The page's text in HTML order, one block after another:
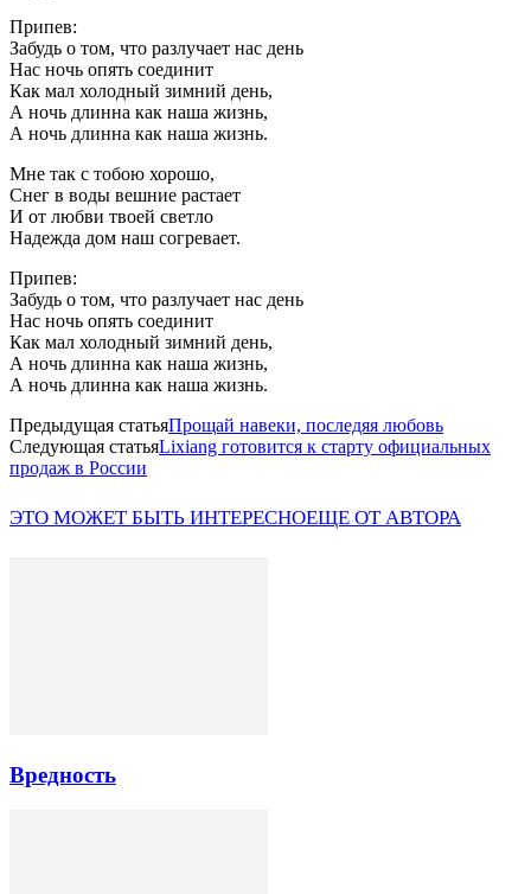
Припев:
Забудь о том, что разлучает нас день
Нас ночь опять соединит
Как мал холодный зимний день,
А ночь длинна как наша жизнь,
А ночь длинна как наша жизнь.
Мне так с тобою хорошо,
Снег в воды вешние растает
И от любви твоей светло
Надежда дом наш согревает.
Припев:
Забудь о том, что разлучает нас день
Нас ночь опять соединит
Как мал холодный зимний день,
А ночь длинна как наша жизнь,
А ночь длинна как наша жизнь.
Предыдущая статьяПрощай навеки, последяя любовь
Следующая статьяLixiang готовится к старту официальных
продаж в России
ЭТО МОЖЕТ БЫТЬ ИНТЕРЕСНОЕЩЕ ОТ АВТОРА
Вредность